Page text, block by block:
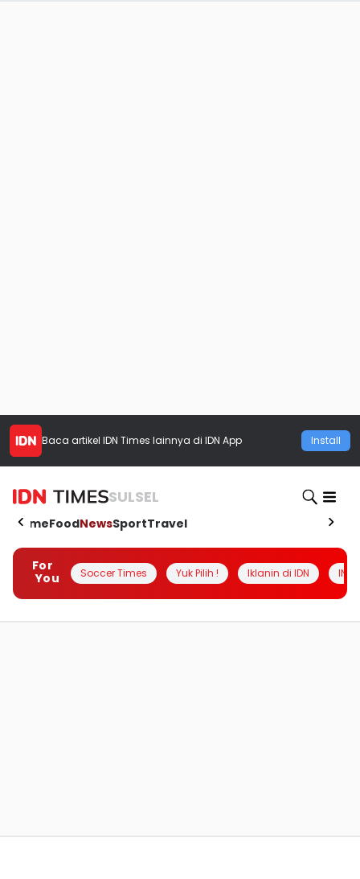
Baca artikel IDN Times lainnya di IDN App Install
SULSEL
HomeFoodNewsSportTravel
For
You
Soccer Times Yuk Pilih ! Iklanin di IDN